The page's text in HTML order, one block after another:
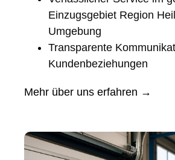
Einzugsgebiet Region
Umgebung
Transparente
Kundenbeziehungen
Mehr über uns erfahren →